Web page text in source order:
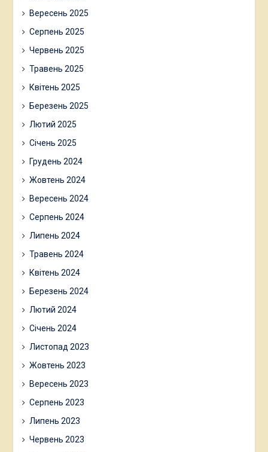
Вересень 2025
Серпень 2025
Червень 2025
Травень 2025
Квітень 2025
Березень 2025
Лютий 2025
Січень 2025
Грудень 2024
Жовтень 2024
Вересень 2024
Серпень 2024
Липень 2024
Травень 2024
Квітень 2024
Березень 2024
Лютий 2024
Січень 2024
Листопад 2023
Жовтень 2023
Вересень 2023
Серпень 2023
Липень 2023
Червень 2023